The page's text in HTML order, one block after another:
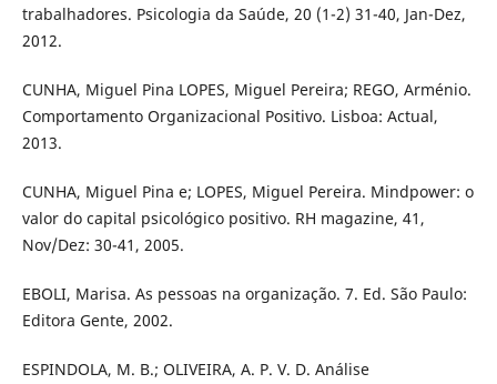
trabalhadores. Psicologia da Saúde, 20 (1-2) 31-40, Jan-Dez,
2012.
CUNHA, Miguel Pina LOPES, Miguel Pereira; REGO, Arménio.
Comportamento Organizacional Positivo. Lisboa: Actual,
2013.
CUNHA, Miguel Pina e; LOPES, Miguel Pereira. Mindpower: o
valor do capital psicológico positivo. RH magazine, 41,
Nov/Dez: 30-41, 2005.
EBOLI, Marisa. As pessoas na organização. 7. Ed. São Paulo:
Editora Gente, 2002.
ESPINDOLA, M. B.; OLIVEIRA, A. P. V. D. Análise